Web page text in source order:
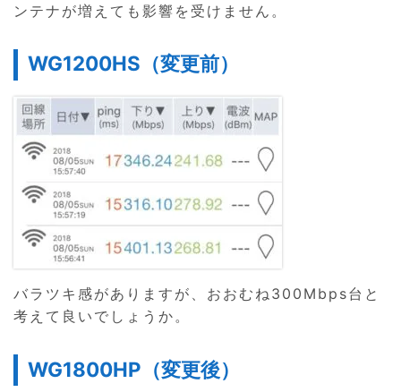
ンテナが増えても影響を受けません。
WG1200HS（変更前）
バラツキ感がありますが、おおむね300Mbps台と
考えて良いでしょうか。
WG1800HP（変更後）